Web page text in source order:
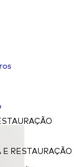
RESTAURAÇÃO